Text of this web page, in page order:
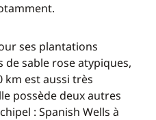
ses plantations
de sable rose atypiques,
km est aussi très
possède deux autres
: Spanish Wells à